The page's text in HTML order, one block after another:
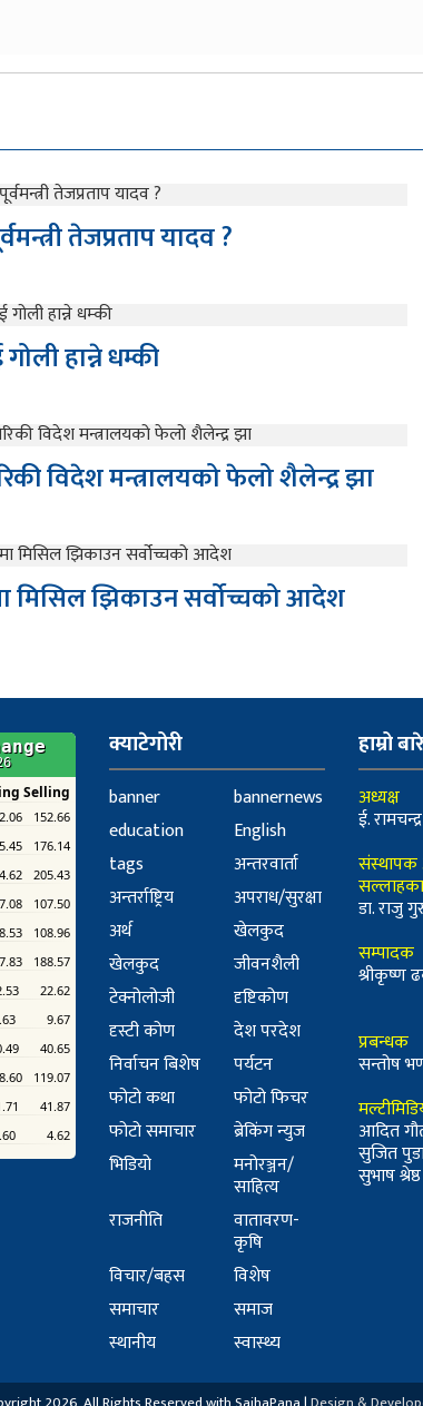
तेजप्रताप यादव ?
हान्ने धम्की
विदेश मन्त्रालयको फेलो शैलेन्द्र झा
मिसिल झिकाउन सर्वोच्चको आदेश
क्याटेगोरी
banner
bannernews
education
English
tags
अन्तरवार्ता
अन्तर्राष्ट्रिय
अपराध/सुरक्षा
अर्थ
खेलकुद
खेलकुद
जीवनशैली
टेक्नोलोजी
दृष्टिकोण
दृस्टी कोण
देश परदेश
निर्वाचन बिशेष
पर्यटन
फोटो कथा
फोटो फिचर
फोटो समाचार
ब्रेकिंग न्युज
भिडियो
मनोरञ्जन/
साहित्य
राजनीति
वातावरण-
कृषि
विचार/बहस
विशेष
समाचार
समाज
स्थानीय
स्वास्थ्य
हाम्रो बारे
अध्यक्ष
ई.
संस्थापक
डा. राजु
सम्पादक
श्रीकृष्ण
प्रबन्धक
सन्तोष
आदित
सुजित
सुभाष श्रेष्ठ